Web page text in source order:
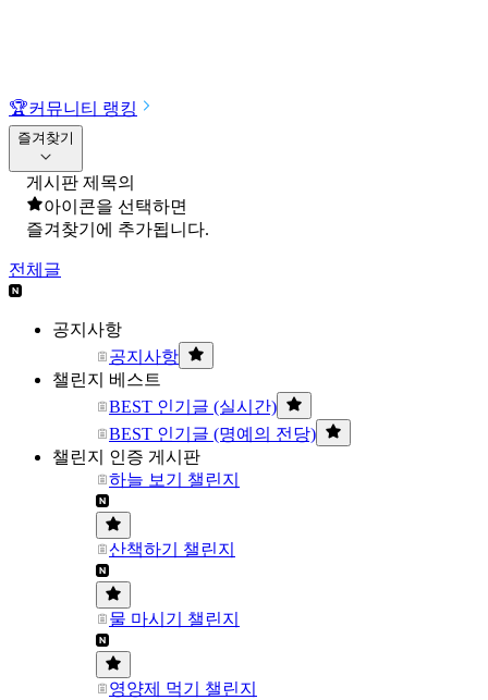
🏆커뮤니티 랭킹
즐겨찾기
게시판 제목의
아이콘을 선택하면
즐겨찾기에 추가됩니다.
전체글
공지사항
공지사항
챌린지 베스트
BEST 인기글 (실시간)
BEST 인기글 (명예의 전당)
챌린지 인증 게시판
하늘 보기 챌린지
산책하기 챌린지
물 마시기 챌린지
영양제 먹기 챌린지